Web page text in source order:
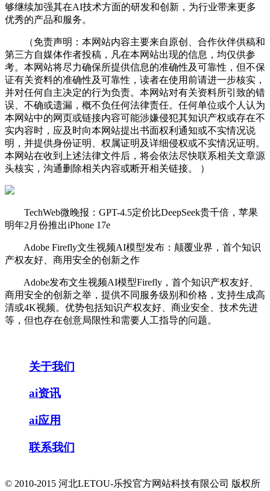
够继续加强其在AI技术方面的研发和创新，为行业带来更多
优秀的产品和服务。
（免责声明：本网站内容主要来自原创、合作伙伴供稿和
第三方自媒体作者投稿，凡在本网站出现的信息，均仅供参
考。本网站将尽力确保所提供信息的准确性及可靠性，但不保
证有关资料的准确性及可靠性，读者在使用前请进一步核实，
并对任何自主决定的行为负责。本网站对有关资料所引致的错
误、不确或遗漏，概不负任何法律责任。任何单位或个人认为
本网站中的网页或链接内容可能涉嫌侵犯其知识产权或存在不
实内容时，应及时向本网站提出书面权利通知或不实情况说
明，并提供身份证明、权属证明及详细侵权或不实情况证明。
本网站在收到上述法律文件后，将会依法尽快联系相关文章源
头核实，沟通删除相关内容或断开相关链接。 ）
TechWeb微晚报：GPT-4.5定价比DeepSeek贵千倍，苹果
明年2月份推出iPhone 17e
Adobe Firefly文生视频AI模型发布：颠覆业界，首个知识
产权友好、商用安全的创新之作
Adobe发布文生视频AI模型Firefly，首个知识产权友好、
商用安全的创新之举，提供不同服务级别和价格，支持生成高
清或4K视频。优势包括知识产权友好、商业安全、技术先进
等，但也存在创意局限性和需要人工指导的问题。
关于我们
ai资讯
ai应用
联系我们
© 2010-2015 河北LETOU-乐投官方网站科技有限公司 版权所